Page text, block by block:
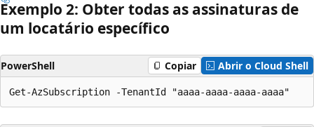
Exemplo 2: Obter todas as assinaturas de
um locatário específico
PowerShell Copiar Abrir o Cloud Shell